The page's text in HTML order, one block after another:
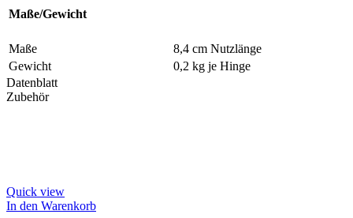
Maße/Gewicht
Maße
8,4 cm Nutzlänge
Gewicht
0,2 kg je Hinge
Datenblatt
Zubehör
Quick view
In den Warenkorb